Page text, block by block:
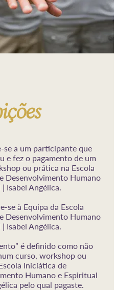
se a um participante que
e fez o pagamento de um
ou prática na Escola
Desenvolvimento Humano
Isabel Angélica.
se à Equipa da Escola
Desenvolvimento Humano
Isabel Angélica.
é definido como não
curso, workshop ou
Iniciática de
Humano e Espiritual
pelo qual pagaste.